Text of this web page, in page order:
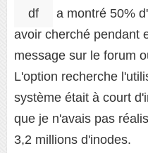
df
a montré 50%
avoir cherché pendant
message sur le forum
L'option recherche
système était à court
que je n'avais pas
3,2 millions d'inodes.